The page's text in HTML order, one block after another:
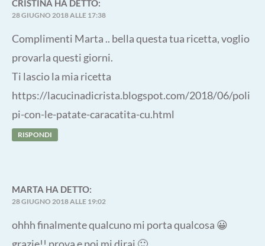
CRISTINA HA DETTO:
28 GIUGNO 2018 ALLE 17:38
Complimenti Marta .. bella questa tua ricetta, voglio
provarla questi giorni.
Ti lascio la mia ricetta
https://lacucinadicrista.blogspot.com/2018/06/poli
pi-con-le-patate-caracatita-cu.html
RISPONDI
MARTA HA DETTO:
28 GIUGNO 2018 ALLE 19:02
ohhh finalmente qualcuno mi porta qualcosa 😀